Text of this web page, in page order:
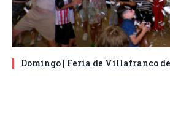
Domingo | Feria de Villafranco